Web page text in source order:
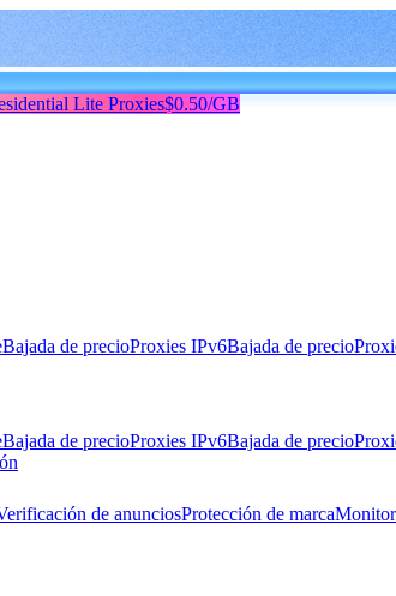
Lite Proxies$0.50/GB
Bajada de precioProxies IPv6Bajada de precio
Bajada de precioProxies IPv6Bajada de precio
de anunciosProtección de marca